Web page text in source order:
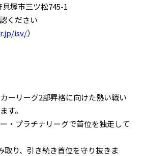
塚市三ツ松745-1
ください
isv/）
ーリーグ2部昇格に向けた熱い戦い
す。
・プラチナリーグで首位を独走して
取り、引き続き首位を守り抜きま